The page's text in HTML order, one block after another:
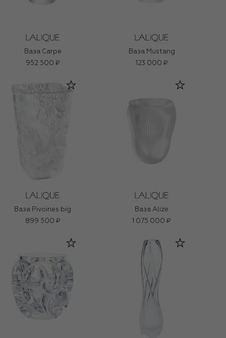
Ваза Carpe
952 500 ₽
Ваза Mustang
123 000 ₽
Ваза Pivoines big
899 500 ₽
Ваза Alize
1 075 000 ₽